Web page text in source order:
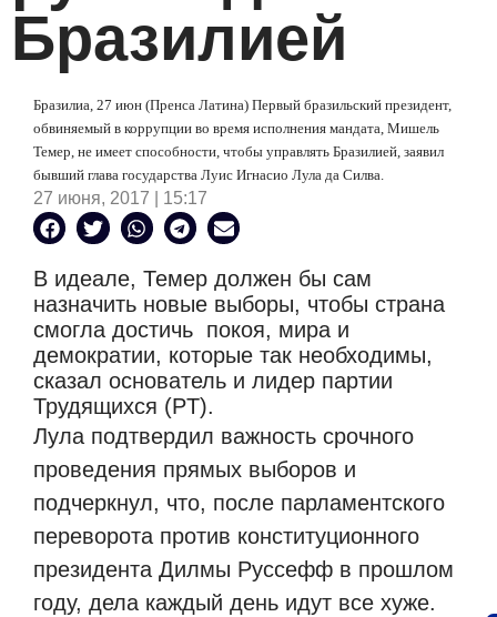
Бразилией
Бразилиа, 27 июн (Пренса Латина) Первый бразильский президент,
обвиняемый в коррупции во время исполнения мандата, Мишель
Темер, не имеет способности, чтобы управлять Бразилией, заявил
бывший глава государства Луис Игнасио Лула да Силва.
27 июня, 2017 | 15:17
В идеале, Темер должен бы сам
назначить новые выборы, чтобы страна
смогла достичь покоя, мира и
демократии, которые так необходимы,
сказал основатель и лидер партии
Трудящихся (PT).
Лула подтвердил важность срочного
проведения прямых выборов и
подчеркнул, что, после парламентского
переворота против конституционного
президента Дилмы Руссефф в прошлом
году, дела каждый день идут все хуже.